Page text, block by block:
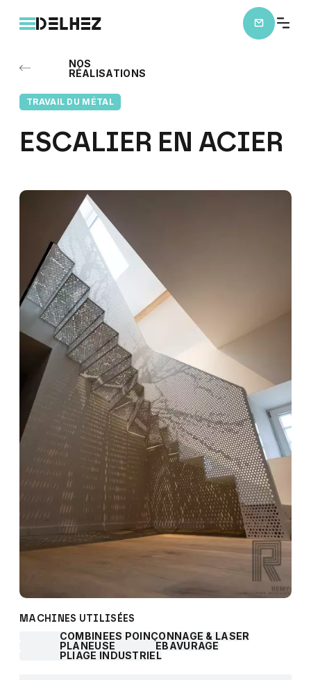
NOS
RÉALISATIONS
TRAVAIL DU MÉTAL
ESCALIER EN ACIER
MACHINES UTILISÉES
COMBINÉES POINÇONNAGE & LASER
PLANEUSE
ÉBAVURAGE
PLIAGE INDUSTRIEL